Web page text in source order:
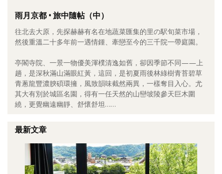
餐桌週記
享樂隨手拍
影音區
創意出版服務
關於Yilan
個人著作
雨月京都 • 旅中隨帖（中）
往北去大原，先探赫赫有名在地蔬菜匯集的里の駅旬菜市場，
然後重溫二十多年前一遇情鍾、牽戀至今的三千院一帶庭園。
亭閣寺院、一景一物優美渾樸清逸如舊，卻因季節不同——上
趟，是深秋滿山滿眼紅黃，這回，是初夏雨後林綠樹青苔碧草
青蔥龍豐濃腴碩環擁，風致韻味截然兩異，一樣奪目入心。尤
其大有別於城區名園，得有一任天然的山巒坡陵參天巨木圍
繞，更覺幽遠幽靜、舒懷舒坦……
最新文章